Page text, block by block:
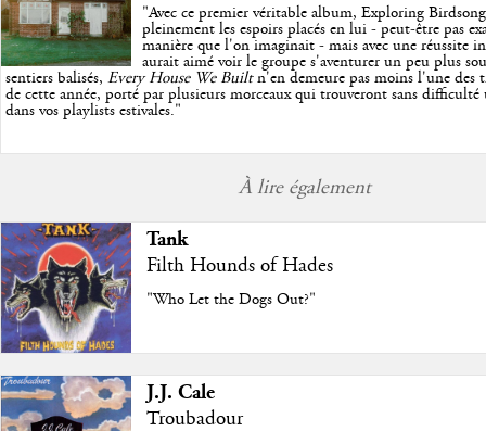
"Avec ce premier véritable album, Exploring
pleinement les espoirs placés en lui - peut-être pas
manière que l'on imaginait - mais avec une réussite
aurait aimé voir le groupe s'aventurer un peu plus
sentiers balisés, Every House We Builtn'en demeure pas moins l'une des
de cette année, porté par plusieurs morceaux qui trouveront sans difficulté
dans vos playlists estivales."
À lire également
Tank
Filth Hounds of Hades
"Who Let the Dogs Out?"
J.J. Cale
Troubadour